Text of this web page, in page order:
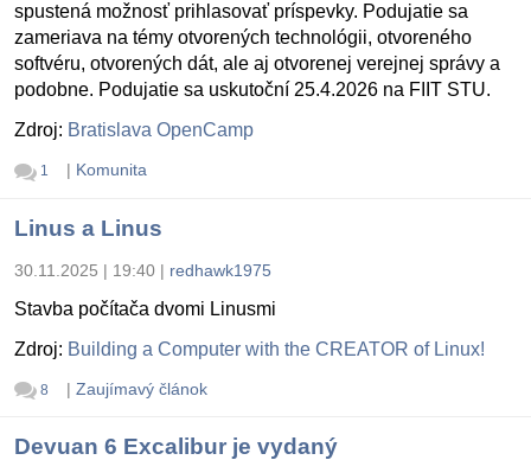
spustená možnosť prihlasovať príspevky. Podujatie sa
zameriava na témy otvorených technológii, otvoreného
softvéru, otvorených dát, ale aj otvorenej verejnej správy a
podobne. Podujatie sa uskutoční 25.4.2026 na FIIT STU.
Zdroj: Bratislava OpenCamp
1 | Komunita
Linus a Linus
30.11.2025 | 19:40 | redhawk1975
Stavba počítača dvomi Linusmi
Zdroj: Building a Computer with the CREATOR of Linux!
8 | Zaujímavý článok
Devuan 6 Excalibur je vydaný